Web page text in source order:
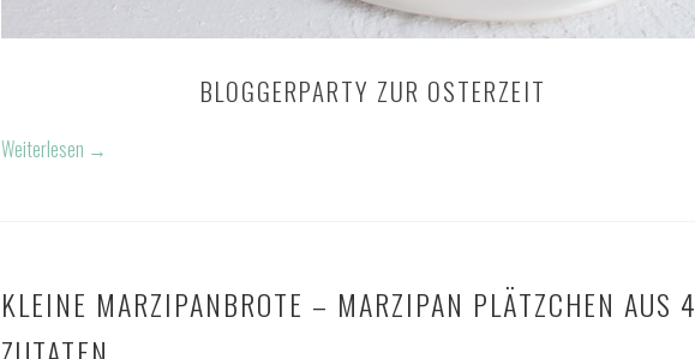
BLOGGERPARTY ZUR OSTERZEIT
Weiterlesen →
KLEINE MARZIPANBROTE – MARZIPAN PLÄTZCHEN AUS 4